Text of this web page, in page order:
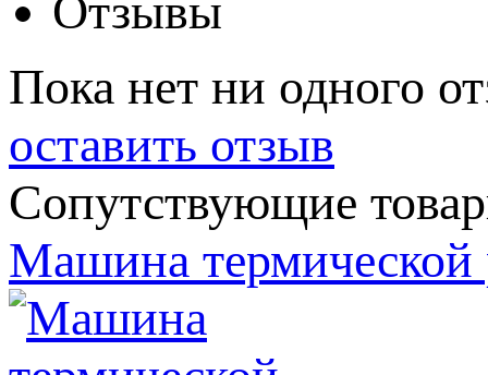
Отзывы
Пока нет ни одного
оставить отзыв
Сопутствующие
Машина термической